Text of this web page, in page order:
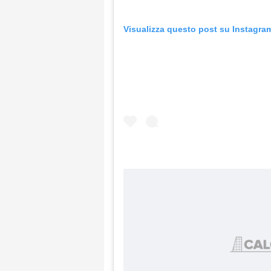
Visualizza questo post su